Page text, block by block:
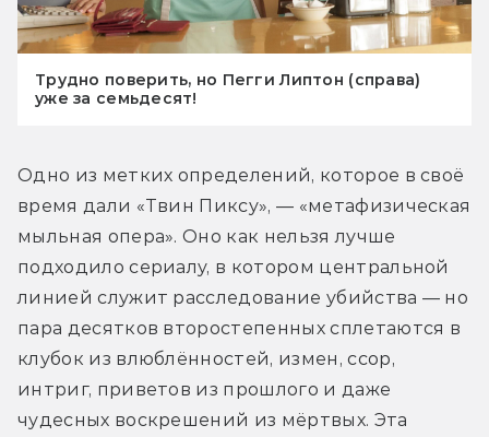
Трудно поверить, но Пегги Липтон (справа)
уже за семьдесят!
Одно из метких определений, которое в своё
время дали «Твин Пиксу», — «метафизическая
мыльная опера». Оно как нельзя лучше
подходило сериалу, в котором центральной
линией служит расследование убийства — но
пара десятков второстепенных сплетаются в
клубок из влюблённостей, измен, ссор,
интриг, приветов из прошлого и даже
чудесных воскрешений из мёртвых. Эта